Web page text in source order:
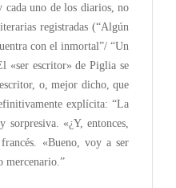
cada uno de los diarios, no
registradas (“Algún
con el inmortal”/ “Un
«ser escritor» de Piglia se
o, mejor dicho, que
explícita: “La
«¿Y, entonces,
«Bueno, voy a ser
mercenario.”